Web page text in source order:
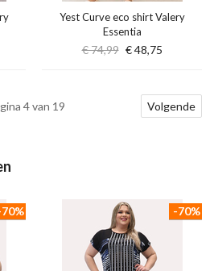
Yest Curve eco shirt Valery
Essentia
€ 74,99 € 48,75
4 van 19 Volgende
-70%